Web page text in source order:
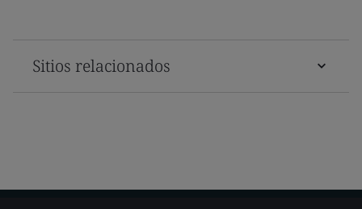
Sitios relacionados